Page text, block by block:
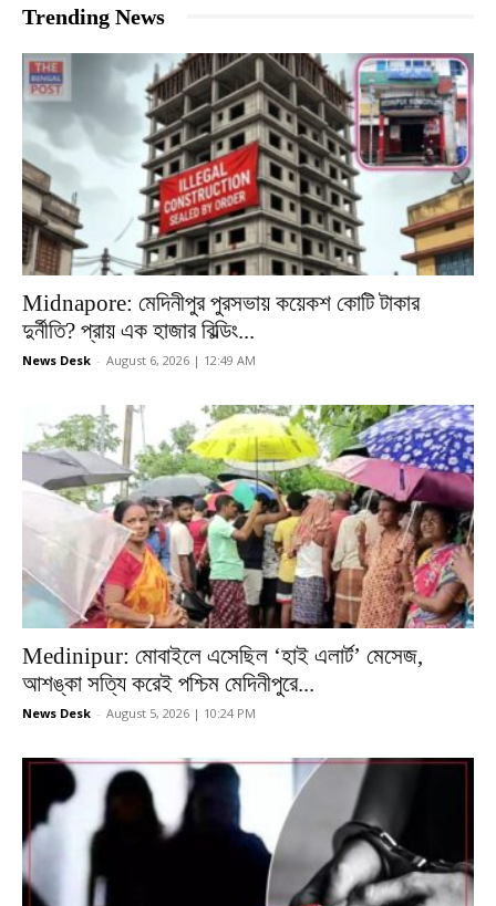
Trending News
Midnapore: মেদিনীপুর পুরসভায় কয়েকশ কোটি টাকার
দুর্নীতি? প্রায় এক হাজার বিল্ডিং...
News Desk - August 6, 2026 | 12:49 AM
Medinipur: মোবাইলে এসেছিল ‘হাই এলার্ট’ মেসেজ,
আশঙ্কা সত্যি করেই পশ্চিম মেদিনীপুরে...
News Desk - August 5, 2026 | 10:24 PM